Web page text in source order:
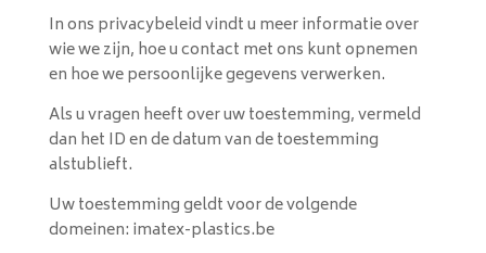
In ons privacybeleid vindt u meer informatie over
wie we zijn, hoe u contact met ons kunt opnemen
en hoe we persoonlijke gegevens verwerken.
Als u vragen heeft over uw toestemming, vermeld
dan het ID en de datum van de toestemming
alstublieft.
Uw toestemming geldt voor de volgende
domeinen: imatex-plastics.be